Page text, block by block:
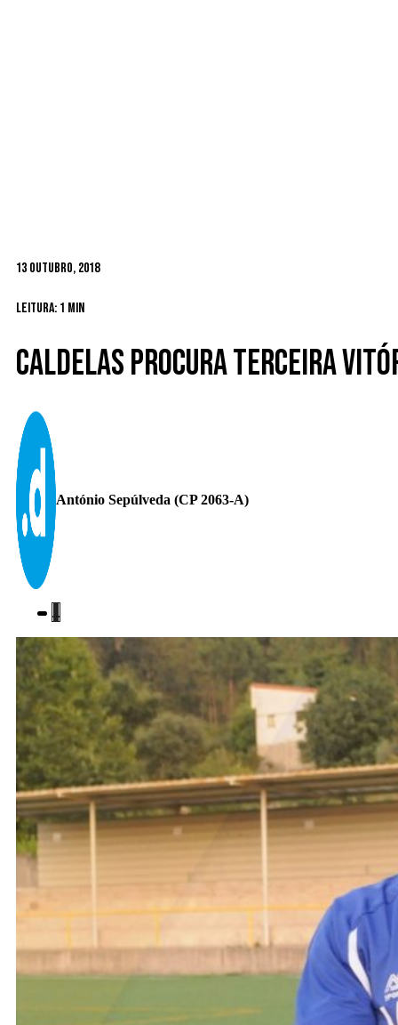
13 Outubro, 2018
Leitura: 1 min
Caldelas procura terceira
António Sepúlveda (CP 2063-A)